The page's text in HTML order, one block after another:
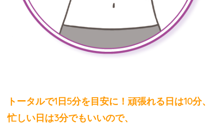
トータルで1日5分を目安に！頑張れる日は10分、
忙しい日は3分でもいいので、